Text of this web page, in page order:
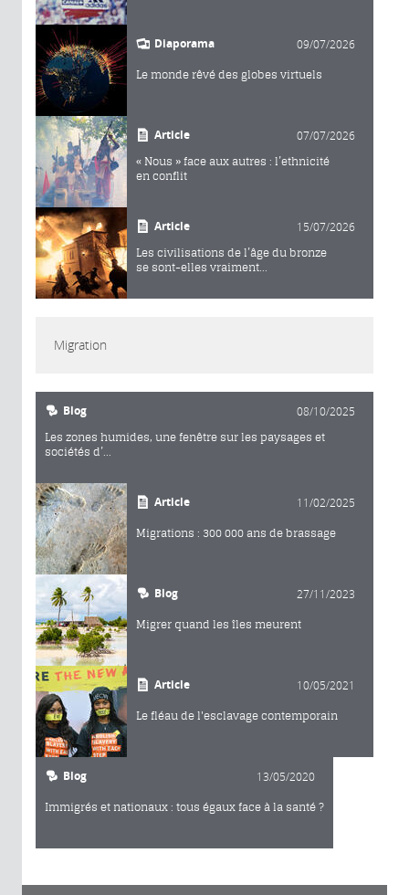
Diaporama 09/07/2026
Le monde rêvé des globes virtuels
Article 07/07/2026
« Nous » face aux autres : l’ethnicité
en conflit
Article 15/07/2026
Les civilisations de l’âge du bronze
se sont-elles vraiment...
Migration
Blog 08/10/2025
Les zones humides, une fenêtre sur les paysages et
sociétés d’...
Article 11/02/2025
Migrations : 300 000 ans de brassage
Blog 27/11/2023
Migrer quand les îles meurent
Article 10/05/2021
Le fléau de l'esclavage contemporain
Blog 13/05/2020
Immigrés et nationaux : tous égaux face à la santé ?